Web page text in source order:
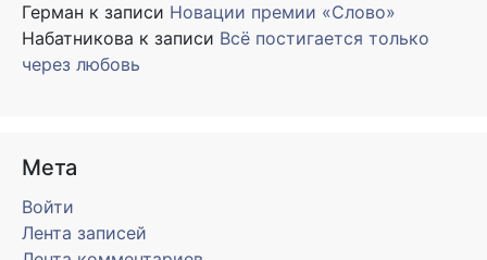
Герман к записи Новации премии «Слово»
Набатникова к записи Всё постигается только
через любовь
Мета
Войти
Лента записей